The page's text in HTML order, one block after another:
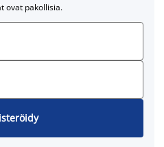
ovat pakollisia.